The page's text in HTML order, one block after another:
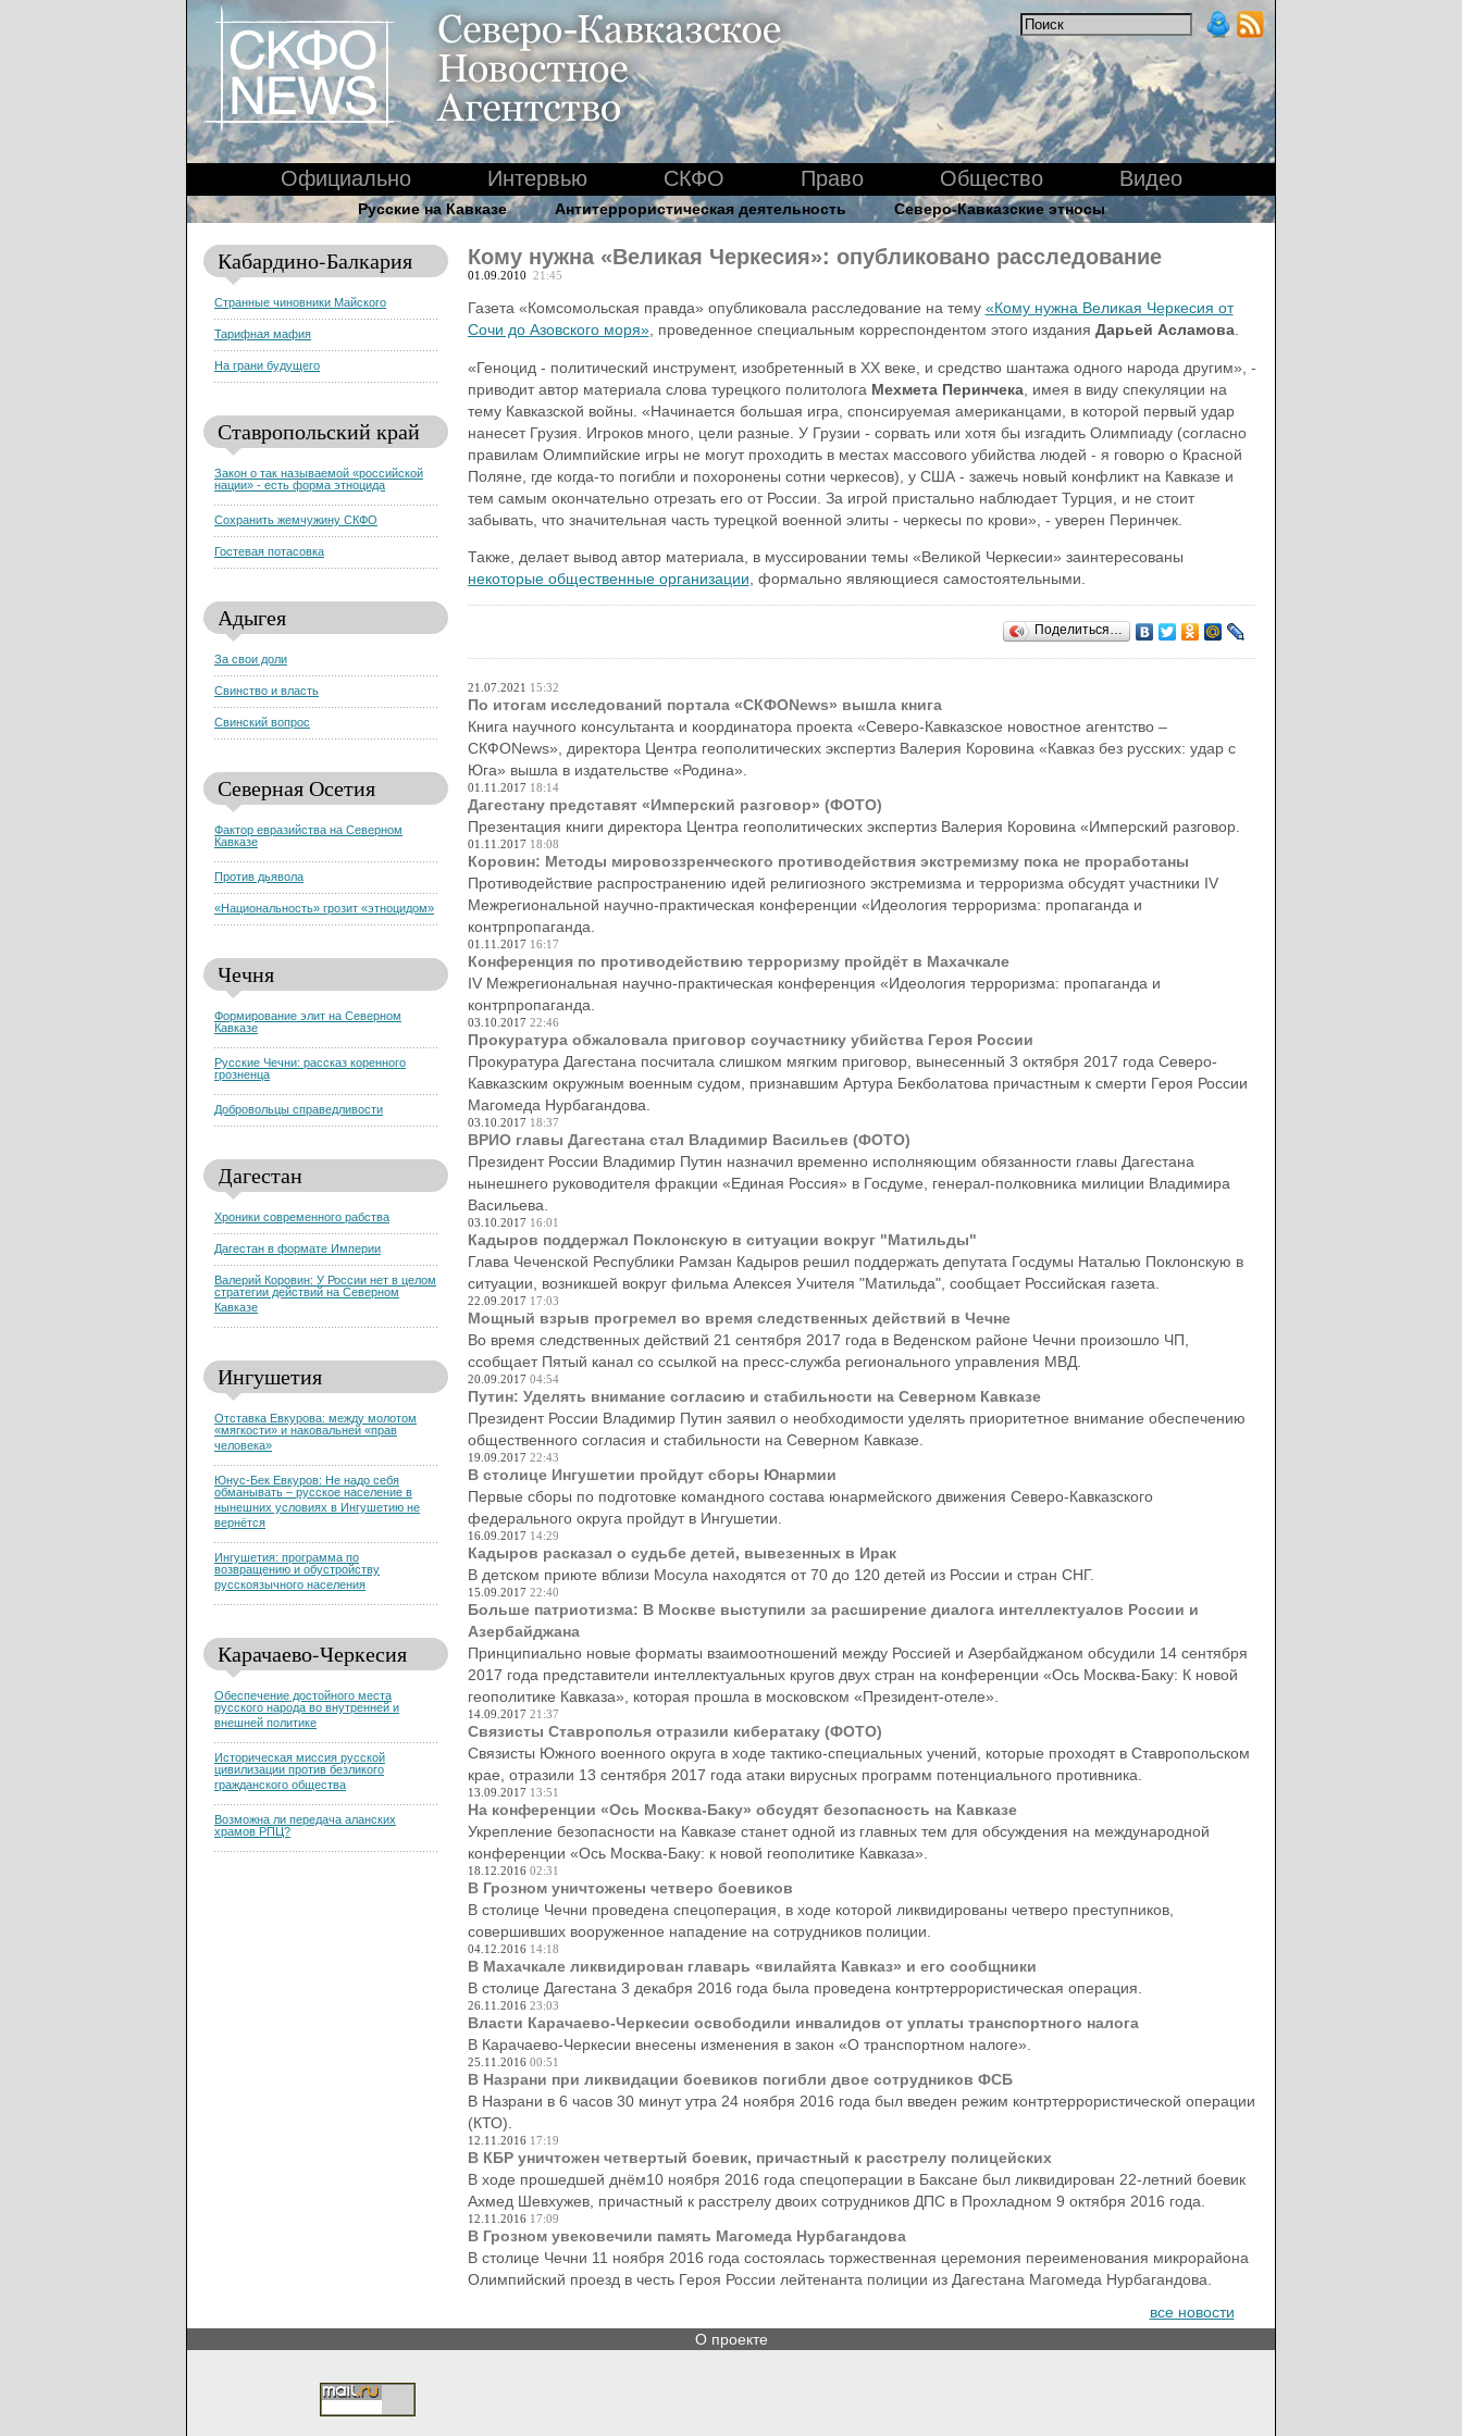
Официально Интервью СКФО Право Общество Видео
Русские на Кавказе Антитеррористическая деятельность Северо-Кавказские этносы
Кабардино-Балкария
Странные чиновники Майского
Тарифная мафия
На грани будущего
Ставропольский край
Закон о так называемой «российской
нации» - есть форма этноцида
Сохранить жемчужину СКФО
Гостевая потасовка
Адыгея
За свои доли
Свинство и власть
Свинский вопрос
Северная Осетия
Фактор евразийства на Северном
Кавказе
Против дьявола
«Национальность» грозит «этноцидом»
Чечня
Формирование элит на Северном
Кавказе
Русские Чечни: рассказ коренного
грозненца
Добровольцы справедливости
Дагестан
Хроники современного рабства
Дагестан в формате Империи
Валерий Коровин: У России нет в целом
стратегии действий на Северном
Кавказе
Ингушетия
Отставка Евкурова: между молотом
«мягкости» и наковальней «прав
человека»
Юнус-Бек Евкуров: Не надо себя
обманывать – русское население в
нынешних условиях в Ингушетию не
вернётся
Ингушетия: программа по
возвращению и обустройству
русскоязычного населения
Карачаево-Черкесия
Обеспечение достойного места
русского народа во внутренней и
внешней политике
Историческая миссия русской
цивилизации против безликого
гражданского общества
Возможна ли передача аланских
храмов РПЦ?
Кому нужна «Великая Черкесия»: опубликовано расследование
01.09.2010 21:45
Газета «Комсомольская правда» опубликовала расследование на тему «Кому нужна Великая Черкесия от
Сочи до Азовского моря», проведенное специальным корреспондентом этого издания Дарьей Асламова.
«Геноцид - политический инструмент, изобретенный в XX веке, и средство шантажа одного народа другим», -
приводит автор материала слова турецкого политолога Мехмета Перинчека, имея в виду спекуляции на
тему Кавказской войны. «Начинается большая игра, спонсируемая американцами, в которой первый удар
нанесет Грузия. Игроков много, цели разные. У Грузии - сорвать или хотя бы изгадить Олимпиаду (согласно
правилам Олимпийские игры не могут проходить в местах массового убийства людей - я говорю о Красной
Поляне, где когда-то погибли и похоронены сотни черкесов), у США - зажечь новый конфликт на Кавказе и
тем самым окончательно отрезать его от России. За игрой пристально наблюдает Турция, и не стоит
забывать, что значительная часть турецкой военной элиты - черкесы по крови», - уверен Перинчек.
Также, делает вывод автор материала, в муссировании темы «Великой Черкесии» заинтересованы
некоторые общественные организации , формально являющиеся самостоятельными.
Поделиться…
21.07.2021 15:32
По итогам исследований портала «СКФОNews» вышла книга
Книга научного консультанта и координатора проекта «Северо-Кавказское новостное агентство –
СКФОNews», директора Центра геополитических экспертиз Валерия Коровина «Кавказ без русских: удар с
Юга» вышла в издательстве «Родина».
01.11.2017 18:14
Дагестану представят «Имперский разговор» (ФОТО)
Презентация книги директора Центра геополитических экспертиз Валерия Коровина «Имперский разговор.
01.11.2017 18:08
Коровин: Методы мировоззренческого противодействия экстремизму пока не проработаны
Противодействие распространению идей религиозного экстремизма и терроризма обсудят участники IV
Межрегиональной научно-практическая конференции «Идеология терроризма: пропаганда и
контрпропаганда.
01.11.2017 16:17
Конференция по противодействию терроризму пройдёт в Махачкале
IV Межрегиональная научно-практическая конференция «Идеология терроризма: пропаганда и
контрпропаганда.
03.10.2017 22:46
Прокуратура обжаловала приговор соучастнику убийства Героя России
Прокуратура Дагестана посчитала слишком мягким приговор, вынесенный 3 октября 2017 года Северо-
Кавказским окружным военным судом, признавшим Артура Бекболатова причастным к смерти Героя России
Магомеда Нурбагандова.
03.10.2017 18:37
ВРИО главы Дагестана стал Владимир Васильев (ФОТО)
Президент России Владимир Путин назначил временно исполняющим обязанности главы Дагестана
нынешнего руководителя фракции «Единая Россия» в Госдуме, генерал-полковника милиции Владимира
Васильева.
03.10.2017 16:01
Кадыров поддержал Поклонскую в ситуации вокруг "Матильды"
Глава Чеченской Республики Рамзан Кадыров решил поддержать депутата Госдумы Наталью Поклонскую в
ситуации, возникшей вокруг фильма Алексея Учителя "Матильда", сообщает Российская газета.
22.09.2017 17:03
Мощный взрыв прогремел во время следственных действий в Чечне
Во время следственных действий 21 сентября 2017 года в Веденском районе Чечни произошло ЧП,
ссобщает Пятый канал со ссылкой на пресс-служба регионального управления МВД.
20.09.2017 04:54
Путин: Уделять внимание согласию и стабильности на Северном Кавказе
Президент России Владимир Путин заявил о необходимости уделять приоритетное внимание обеспечению
общественного согласия и стабильности на Северном Кавказе.
19.09.2017 22:43
В столице Ингушетии пройдут сборы Юнармии
Первые сборы по подготовке командного состава юнармейского движения Северо-Кавказского
федерального округа пройдут в Ингушетии.
16.09.2017 14:29
Кадыров расказал о судьбе детей, вывезенных в Ирак
В детском приюте вблизи Мосула находятся от 70 до 120 детей из России и стран СНГ.
15.09.2017 22:40
Больше патриотизма: В Москве выступили за расширение диалога интеллектуалов России и
Азербайджана
Принципиально новые форматы взаимоотношений между Россией и Азербайджаном обсудили 14 сентября
2017 года представители интеллектуальных кругов двух стран на конференции «Ось Москва-Баку: К новой
геополитике Кавказа», которая прошла в московском «Президент-отеле».
14.09.2017 21:37
Связисты Ставрополья отразили кибератаку (ФОТО)
Связисты Южного военного округа в ходе тактико-специальных учений, которые проходят в Ставропольском
крае, отразили 13 сентября 2017 года атаки вирусных программ потенциального противника.
13.09.2017 13:51
На конференции «Ось Москва-Баку» обсудят безопасность на Кавказе
Укрепление безопасности на Кавказе станет одной из главных тем для обсуждения на международной
конференции «Ось Москва-Баку: к новой геополитике Кавказа».
18.12.2016 02:31
В Грозном уничтожены четверо боевиков
В столице Чечни проведена спецоперация, в ходе которой ликвидированы четверо преступников,
совершивших вооруженное нападение на сотрудников полиции.
04.12.2016 14:18
В Махачкале ликвидирован главарь «вилайята Кавказ» и его сообщники
В столице Дагестана 3 декабря 2016 года была проведена контртеррористическая операция.
26.11.2016 23:03
Власти Карачаево-Черкесии освободили инвалидов от уплаты транспортного налога
В Карачаево-Черкесии внесены изменения в закон «О транспортном налоге».
25.11.2016 00:51
В Назрани при ликвидации боевиков погибли двое сотрудников ФСБ
В Назрани в 6 часов 30 минут утра 24 ноября 2016 года был введен режим контртеррористической операции
(КТО).
12.11.2016 17:19
В КБР уничтожен четвертый боевик, причастный к расстрелу полицейских
В ходе прошедшей днём10 ноября 2016 года спецоперации в Баксане был ликвидирован 22-летний боевик
Ахмед Шевхужев, причастный к расстрелу двоих сотрудников ДПС в Прохладном 9 октября 2016 года.
12.11.2016 17:09
В Грозном увековечили память Магомеда Нурбагандова
В столице Чечни 11 ноября 2016 года состоялась торжественная церемония переименования микрорайона
Олимпийский проезд в честь Героя России лейтенанта полиции из Дагестана Магомеда Нурбагандова.
все новости
О проекте